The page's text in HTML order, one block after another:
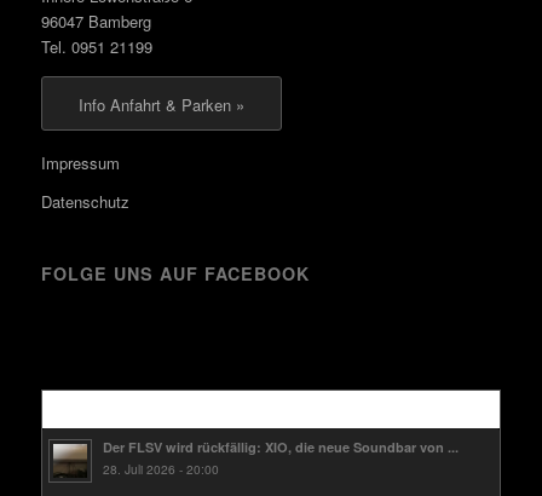
96047 Bamberg
Tel. 0951 21199
Info Anfahrt & Parken »
Impressum
Datenschutz
FOLGE UNS AUF FACEBOOK
Der FLSV wird rückfällig: XIO, die neue Soundbar von ...
28. Juli 2026 - 20:00